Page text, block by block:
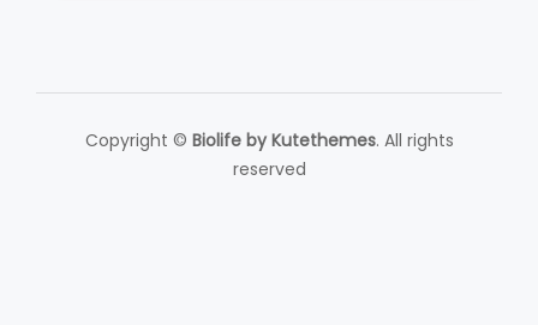
Copyright © Biolife by Kutethemes. All rights
reserved